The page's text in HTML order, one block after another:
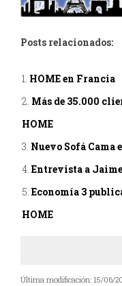
Posts relacionados:
HOME en Francia
Más de 35.000
HOME
Nuevo Sofá Cama
Entrevista a
Economía 3
HOME
Última modificación: 15/06/